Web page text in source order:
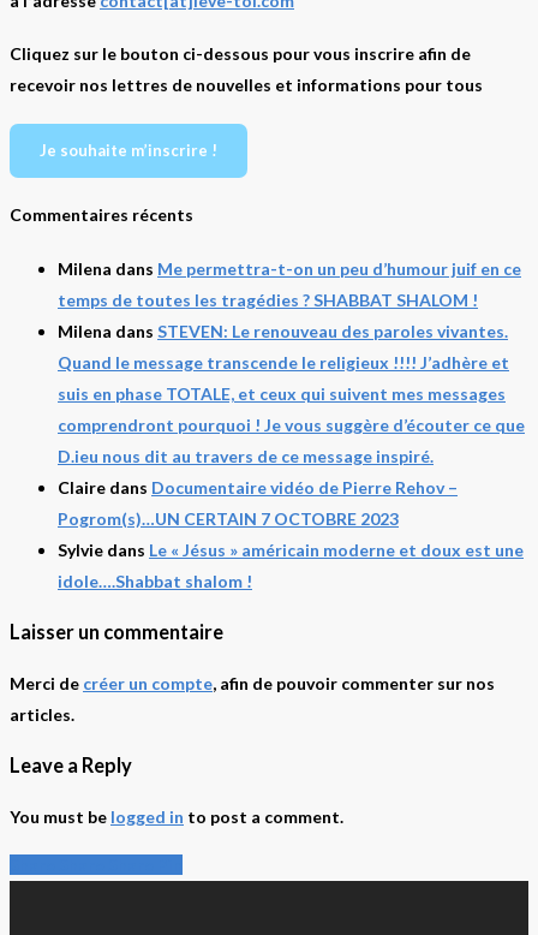
Cliquez sur le bouton ci-dessous pour vous inscrire afin de
recevoir nos lettres de nouvelles et informations pour tous
Je souhaite m’inscrire !
Commentaires récents
Milena dans Me permettra-t-on un peu d’humour juif en ce
temps de toutes les tragédies ? SHABBAT SHALOM !
Milena dans STEVEN: Le renouveau des paroles vivantes.
Quand le message transcende le religieux !!!! J’adhère et
suis en phase TOTALE, et ceux qui suivent mes messages
comprendront pourquoi ! Je vous suggère d’écouter ce que
D.ieu nous dit au travers de ce message inspiré.
Claire dans Documentaire vidéo de Pierre Rehov –
Pogrom(s)…UN CERTAIN 7 OCTOBRE 2023
Sylvie dans Le « Jésus » américain moderne et doux est une
idole….Shabbat shalom !
Laisser un commentaire
Merci de créer un compte, afin de pouvoir commenter sur nos
articles.
Leave a Reply
You must be logged in to post a comment.